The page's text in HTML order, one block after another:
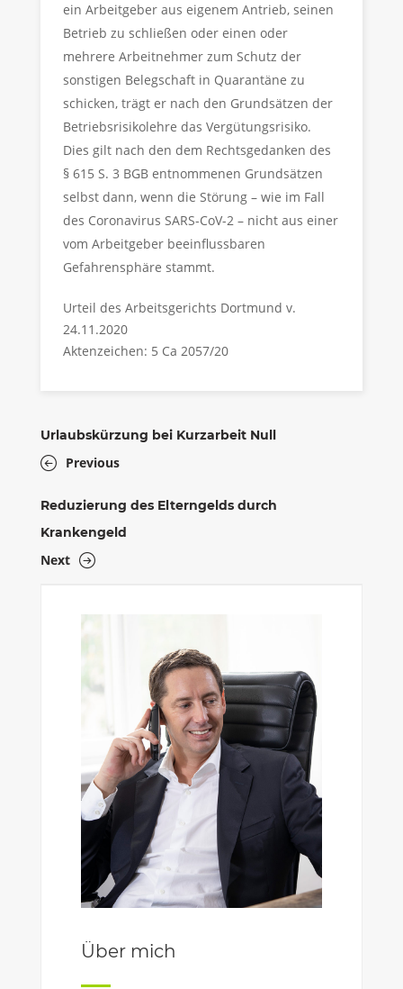
ein Arbeitgeber aus eigenem Antrieb, seinen
Betrieb zu schließen oder einen oder
mehrere Arbeitnehmer zum Schutz der
sonstigen Belegschaft in Quarantäne zu
schicken, trägt er nach den Grundsätzen der
Betriebsrisikolehre das Vergütungsrisiko.
Dies gilt nach den dem Rechtsgedanken des
§ 615 S. 3 BGB entnommenen Grundsätzen
selbst dann, wenn die Störung – wie im Fall
des Coronavirus SARS-CoV-2 – nicht aus einer
vom Arbeitgeber beeinflussbaren
Gefahrensphäre stammt.
Urteil des Arbeitsgerichts Dortmund v.
24.11.2020
Aktenzeichen: 5 Ca 2057/20
Urlaubskürzung bei Kurzarbeit Null
Previous
Reduzierung des Elterngelds durch
Krankengeld
Next
Über mich